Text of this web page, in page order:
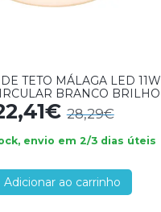
TETO MÁLAGA LED 11W
BRANCO BRILHO
28,29€
envio em 2/3 dias úteis
Adicionar ao carrinho